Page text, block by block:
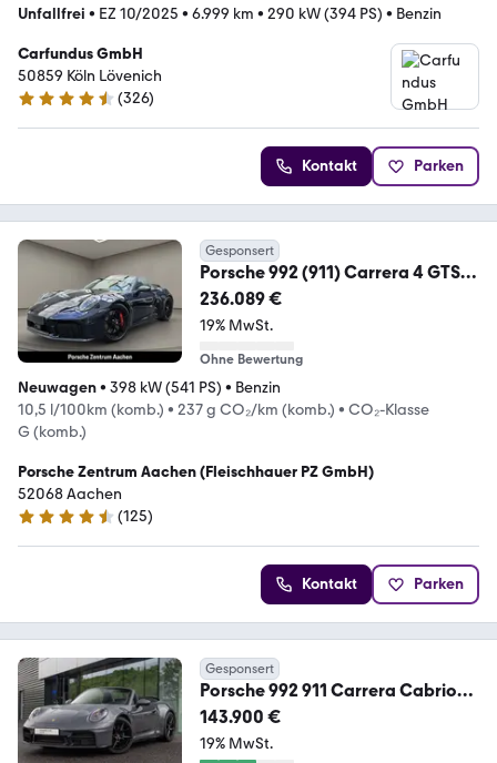
Unfallfrei • EZ 10/2025 • 6.999 km • 290 kW (394 PS) • Benzin
Carfundus GmbH
50859 Köln Lövenich
4.6 Sterne
(326)
Kontakt Parken
Gesponsert
Porsche 992 (911) Carrera 4 GTS
Cabriolet Burmester LED
236.089 €
19% MwSt.
Ohne Bewertung
Neuwagen• 398 kW (541 PS) • Benzin
10,5 l/100km (komb.) • 237 g CO₂/km (komb.) • CO₂-Klasse
G (komb.)
Porsche Zentrum Aachen (Fleischhauer PZ GmbH)
52068 Aachen
4.4 Sterne
(125)
Kontakt Parken
Gesponsert
Porsche 992 911 Carrera Cabrio
Sportabgas Surround View
143.900 €
19% MwSt.